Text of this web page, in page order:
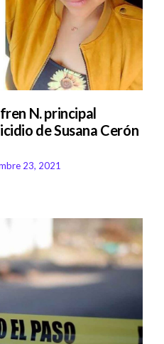
N. principal
de Susana Cerón
23, 2021